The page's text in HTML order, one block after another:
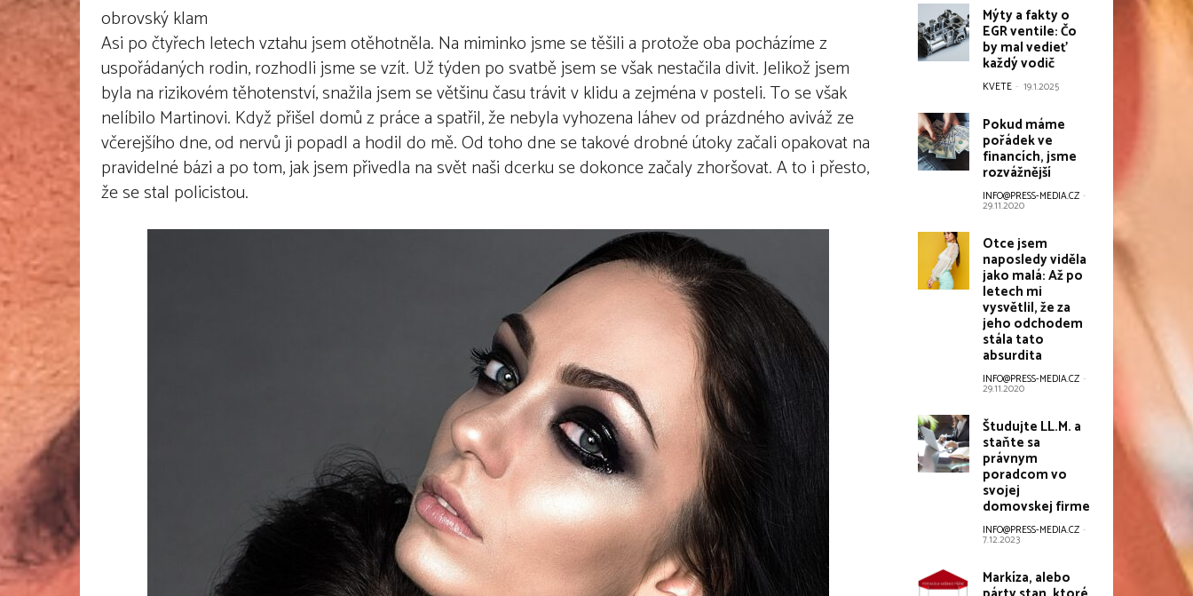
obrovský klam
Asi po čtyřech letech vztahu jsem otěhotněla. Na miminko jsme se těšili a protože oba pocházíme z
uspořádaných rodin, rozhodli jsme se vzít. Už týden po svatbě jsem se však nestačila divit. Jelikož jsem
byla na rizikovém těhotenství, snažila jsem se většinu času trávit v klidu a zejména v posteli. To se však
nelíbilo Martinovi. Když přišel domů z práce a spatřil, že nebyla vyhozena láhev od prázdného aviváž ze
včerejšího dne, od nervů ji popadl a hodil do mě. Od toho dne se takové drobné útoky začali opakovat na
pravidelné bázi a po tom, jak jsem přivedla na svět naši dcerku se dokonce začaly zhoršovat. A to i přesto,
že se stal policistou.
Mýty a fakty o
EGR ventile: Čo
by mal vedieť
každý vodič
KVETE - 19.1.2025
Pokud máme
pořádek ve
financích, jsme
rozvážnější
INFO@PRESS-MEDIA.CZ -
29.11.2020
Otce jsem
naposledy viděla
jako malá: Až po
letech mi
vysvětlil, že za
jeho odchodem
stála tato
absurdita
INFO@PRESS-MEDIA.CZ -
29.11.2020
Študujte LL.M. a
staňte sa
právnym
poradcom vo
svojej
domovskej firme
INFO@PRESS-MEDIA.CZ -
7.12.2023
Markíza, alebo